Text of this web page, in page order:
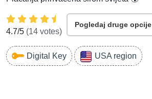
4.7/5 (14 votes)
Pogledaj druge opcije
Digital Key USA region